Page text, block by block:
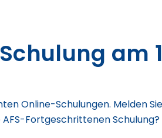
am
Online-Schulungen. Melden
Fortgeschrittenen Schulung?